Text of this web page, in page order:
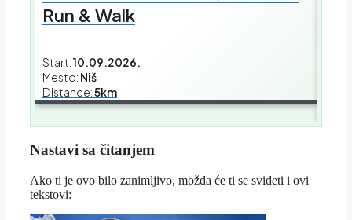
Run & Walk
Start:10.09.2026.
Mesto: Niš
Distance:5km
Nastavi sa čitanjem
Ako ti je ovo bilo zanimljivo, možda će ti se svideti i ovi
tekstovi: